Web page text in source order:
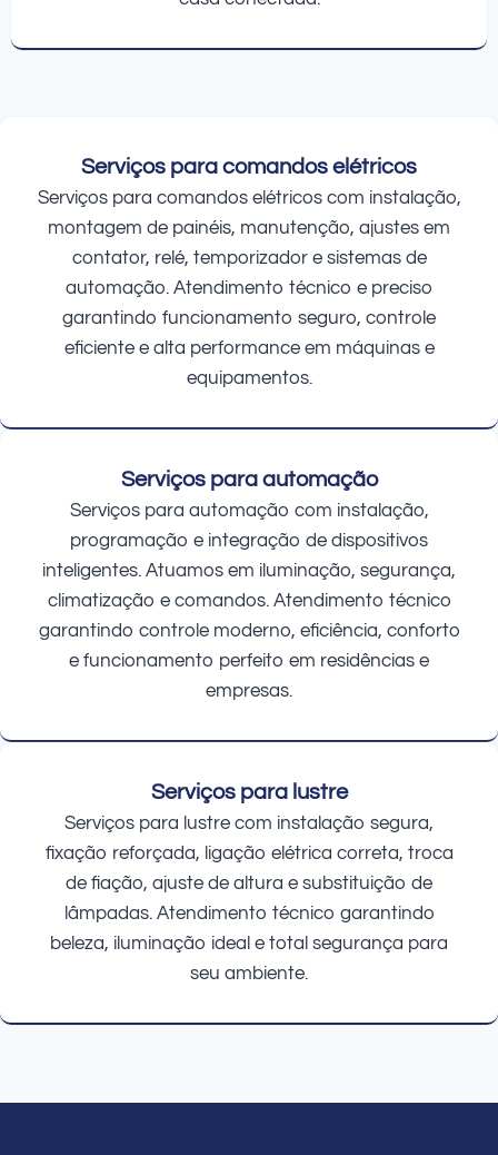
Serviços para comandos elétricos
Serviços para comandos elétricos com instalação,
montagem de painéis, manutenção, ajustes em
contator, relé, temporizador e sistemas de
automação. Atendimento técnico e preciso
garantindo funcionamento seguro, controle
eficiente e alta performance em máquinas e
equipamentos.
Serviços para automação
Serviços para automação com instalação,
programação e integração de dispositivos
inteligentes. Atuamos em iluminação, segurança,
climatização e comandos. Atendimento técnico
garantindo controle moderno, eficiência, conforto
e funcionamento perfeito em residências e
empresas.
Serviços para lustre
Serviços para lustre com instalação segura,
fixação reforçada, ligação elétrica correta, troca
de fiação, ajuste de altura e substituição de
lâmpadas. Atendimento técnico garantindo
beleza, iluminação ideal e total segurança para
seu ambiente.